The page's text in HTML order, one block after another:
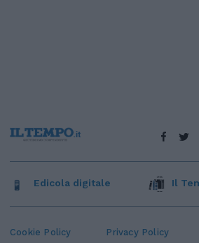
Cookie Policy Privacy Policy
Edicola digitale Il